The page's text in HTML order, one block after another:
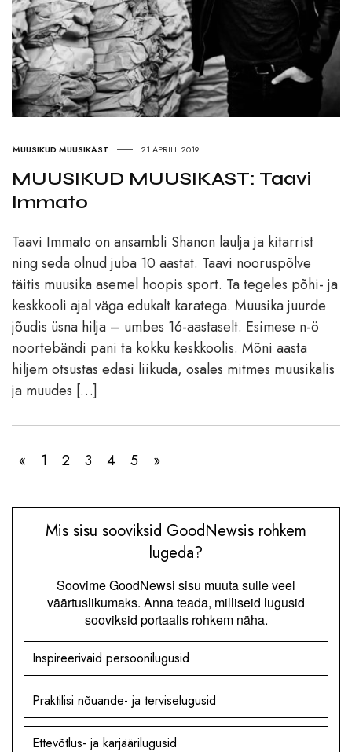
MUUSIKUD MUUSIKAST 21.APRILL 2019
MUUSIKUD MUUSIKAST: Taavi
Immato
Taavi Immato on ansambli Shanon laulja ja kitarrist
ning seda olnud juba 10 aastat. Taavi nooruspõlve
täitis muusika asemel hoopis sport. Ta tegeles põhi- ja
keskkooli ajal väga edukalt karatega. Muusika juurde
jõudis üsna hilja – umbes 16-aastaselt. Esimese n-ö
noortebändi pani ta kokku keskkoolis. Mõni aasta
hiljem otsustas edasi liikuda, osales mitmes muusikalis
ja muudes […]
« 1 2 3 4 5 »
Mis sisu sooviksid GoodNewsis rohkem
lugeda?
Soovime GoodNewsi sisu muuta sulle veel
väärtuslikumaks. Anna teada, milliseid lugusid
sooviksid portaalis rohkem näha.
Inspireerivaid persoonilugusid
Praktilisi nõuande- ja terviselugusid
Ettevõtlus- ja karjäärilugusid